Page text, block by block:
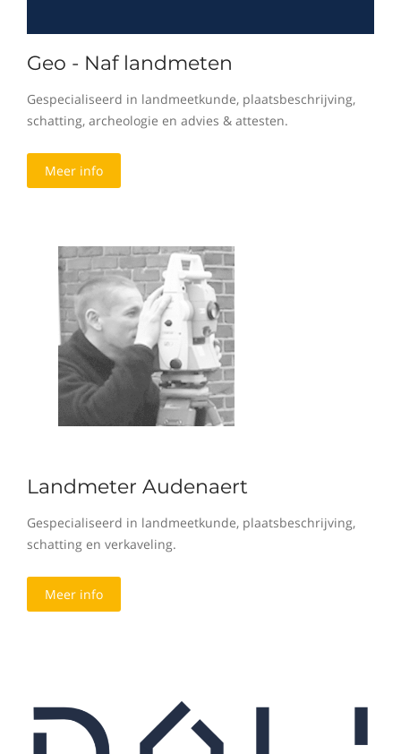
Geo - Naf landmeten
Gespecialiseerd in landmeetkunde, plaatsbeschrijving,
schatting, archeologie en advies & attesten.
Meer info
Landmeter Audenaert
Gespecialiseerd in landmeetkunde, plaatsbeschrijving,
schatting en verkaveling.
Meer info